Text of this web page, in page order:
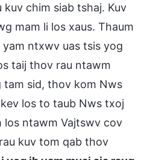
kuv chim siab tshaj. Kuv
mam li los xaus. Thaum
ntxwv uas tsis yog
taij thov rau ntawm
tam sid, thov kom Nws
los to taub Nws txoj
los ntawm Vajtswv cov
kuv tom qab thov